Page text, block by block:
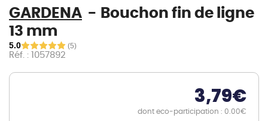
GARDENA
Bouchon fin de ligne
13 mm
5.0 (5)
Réf. : 1057892
3,79€
dont eco-participation : 0.00€